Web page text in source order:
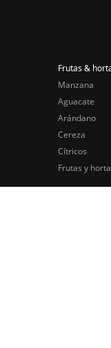
Frutas &
Manzana
Aguacate
Arándano
Cereza
Cítricos
Frutas y